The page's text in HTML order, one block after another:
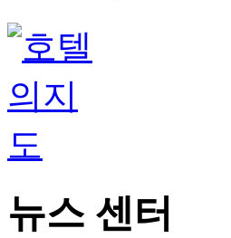
뉴스 센터